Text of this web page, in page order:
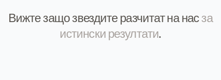
Вижте защо звездите разчитат на насза
истински резултати.